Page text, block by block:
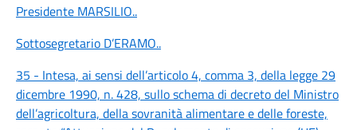
Presidente MARSILIO..
Sottosegretario D’ERAMO..
35 - Intesa, ai sensi dell’articolo 4, comma 3, della legge 29
dicembre 1990, n. 428, sullo schema di decreto del Ministro
dell’agricoltura, della sovranità alimentare e delle foreste,